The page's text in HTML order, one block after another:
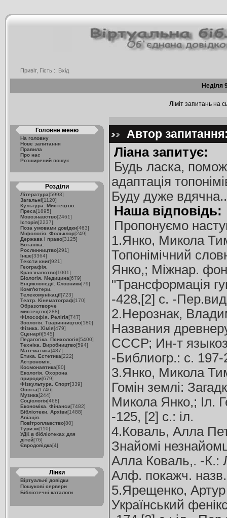
Привіт, Гість :: Вхід
Неділя
Ліміт запитань на
Головне меню
На головну
Нове запитання
Правила
Про нас
Розширений пошук
Розділи
Література[5993]
Загальні[1120]
Культура. Мистецтво.
Преса[1895]
Мовознавство[2461]
Історія[2237]
Поза умовами довідки[463]
Міфологія. Фольклор[249]
Держава і право[3125]
Ботаніка.
Рослинництво[291]
Інше[3364]
Тексти книг[921]
Географія.
Краєзнавство[1001]
Біологія. Медицина[679]
Енциклопедії. Словники[79]
Комп'ютери.
Телекомунікації[723]
Театр. Кінематограф[170]
Образотворче
мистецтво[288]
Філософія. Релігія[747]
Зоологія. Тваринництво[180]
Фізика. Хімія[479]
Сценарії[545]
Педагогіка. Психологія[5400]
Техніка. Виробництво[594]
Математика[487]
Етика. Естетика[222]
Астрономія.
Космонавтика[80]
Екологія. Охорона
природи[679]
Фізкультура. Спорт[339]
Освіта[1746]
Музика[244]
Соціологія[468]
Економіка. Фінанси[7482]
Бібліотеки. Архіви[1488]
Авіація.
Повітроплавство[80]
Туризм[110]
УДК в бібліотеках для
дітей[76]
Євродовідка[4]
Лінки
Віртуальні довідки
Пошукові сервери
Бібліотечні каталоги
Автор
Ліана запитує:
Будь ласка,
адаптація
Буду дуже
Наша відповідь:
Пропонуємо
1.Янко, Микола
Топонімічний
Янко,; Міжнар.
"Трансформація
-428,[2] с. -
2.Нерознак,
Названия
СССР; Ин-т
-Библиогр.: с.
3.Янко, Микола
Гомін землі:
Микола Янко,; Iл.
-125, [2] с.: іл.
4.Коваль, Алла
Знайомі
Алла Коваль,. -К.:
Алф. покажч.
5.Ярещенко,
Український